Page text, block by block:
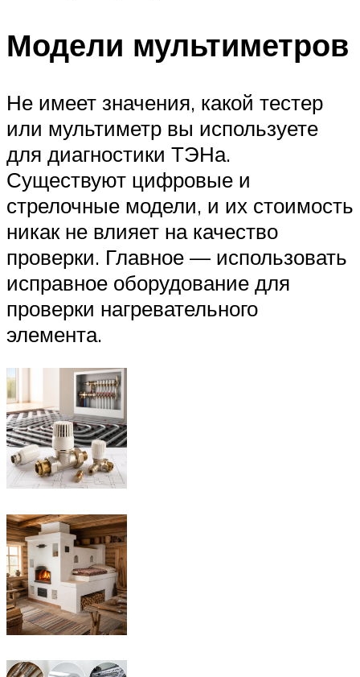
Модели мультиметров
Не имеет значения, какой тестер
или мультиметр вы используете
для диагностики ТЭНа.
Существуют цифровые и
стрелочные модели, и их стоимость
никак не влияет на качество
проверки. Главное — использовать
исправное оборудование для
проверки нагревательного
элемента.